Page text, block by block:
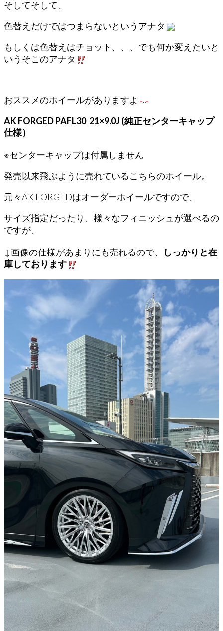
そしてそして、
色替えだけではつまらないというアナタ
もしくは色替えはチョット、、、でも何か変えたいと
いうそこのアナタ
おススメのホイールがありますよ
AK FORGED PAFL30 21×9.0J (純正センターキャップ
仕様）
※センターキャップは付属しません
発売以来飛ぶように売れているこちらのホイール。
元々AK FORGEDはオーダーホイールですので、
サイズ指定だったり、様々なフィニッシュが選べるの
ですが、
↓画像の仕様があまりにも売れるので、
しっかりと在
庫しております